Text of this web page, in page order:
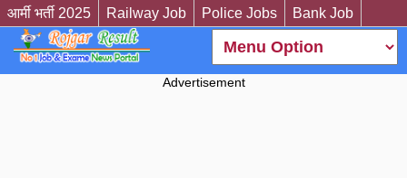
आर्मी भर्ती 2025 Railway Job Police Jobs Bank Job
Advertisement